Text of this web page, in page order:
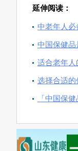
延伸阅读：
中老年人
中国保健
适合老年
选择合适
「中国保